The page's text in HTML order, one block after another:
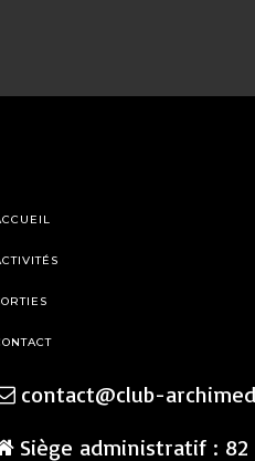
contact@club-
Siège administratif : 82